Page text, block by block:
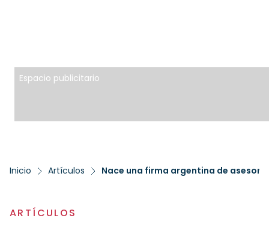
Espacio publicitario
Inicio Artículos
ARTÍCULOS